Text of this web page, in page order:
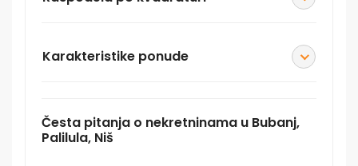
Karakteristike ponude
Česta pitanja o nekretninama u Bubanj,
Palilula, Niš